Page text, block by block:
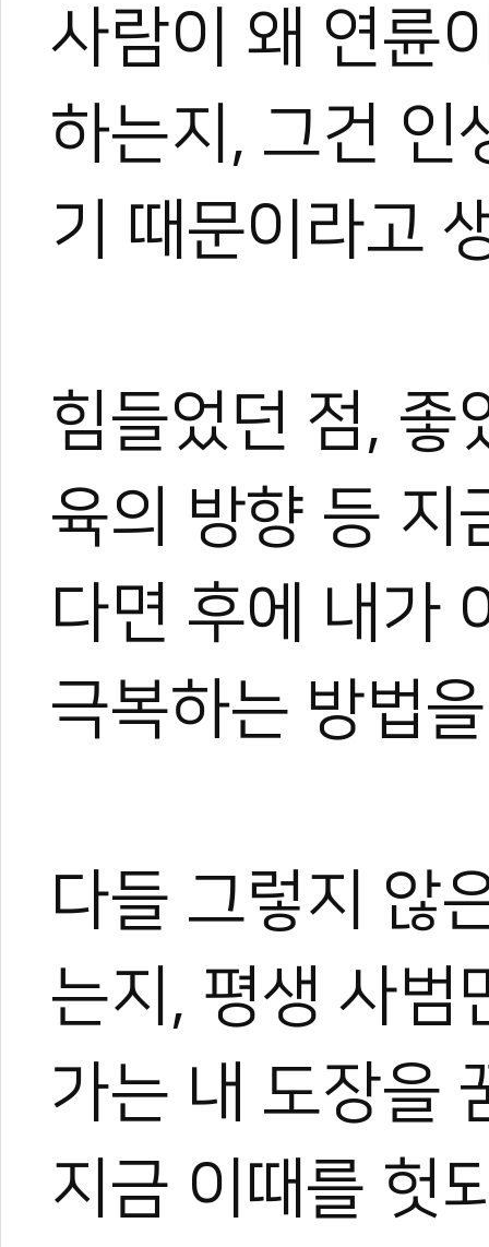
사람이 왜 연륜
하는지, 그건 인
기 때문이라고
힘들었던 점, 좋
육의 방향 등 지
다면 후에 내가
극복하는 방법
다들 그렇지 않
는지, 평생 사범
가는 내 도장을
지금 이때를 헛